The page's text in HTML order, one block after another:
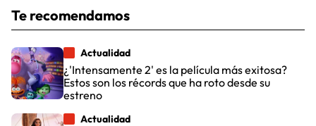
Te recomendamos
Actualidad
¿'Intensamente 2' es la película más exitosa?
Estos son los récords que ha roto desde su
estreno
Actualidad